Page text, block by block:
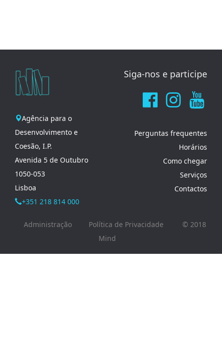
Agência para o
Desenvolvimento e
Coesão, I.P.
Avenida 5 de Outubro
1050-053
Lisboa
+351 218 814 000
Siga-nos e participe
Perguntas frequentes
Horários
Como chegar
Serviços
Contactos
Administração Política de Privacidade
© 2018
Mind